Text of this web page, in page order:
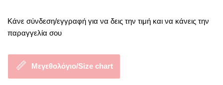
Κάνε σύνδεση/εγγραφή για να δεις την τιμή και να κάνεις την
παραγγελία σου
Μεγεθολόγιο/Size chart